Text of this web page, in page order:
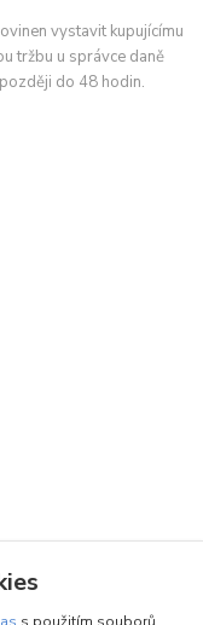
vystavit kupujícímu
tržbu u správce daně
do 48 hodin.